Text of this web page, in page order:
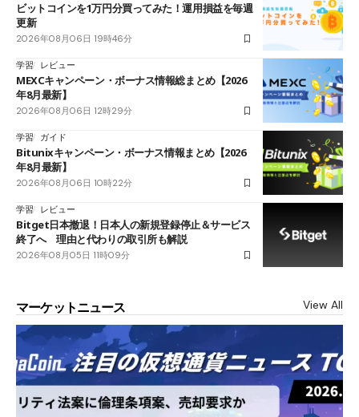
ビットコインを1万円分買ってみた！運用損益を毎週
更新
2026年08月06日 19時46分
学習 レビュー
MEXCキャンペーン・ボーナス情報総まとめ【2026
年8月最新】
2026年08月06日 12時29分
学習 ガイド
Bitunixキャンペーン・ボーナス情報まとめ【2026
年8月最新】
2026年08月06日 10時22分
学習 レビュー
Bitget日本撤退！日本人の新規登録停止＆サービス
終了へ 理由と代わりの取引所も解説
2026年08月05日 11時09分
マーケットニュース View All